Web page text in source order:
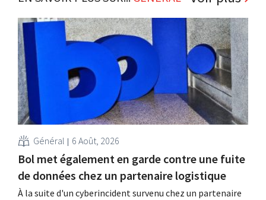
Général 6 Août, 2026
Bol met également en garde contre une fuite
de données chez un partenaire logistique
À la suite d'un cyberincident survenu chez un partenaire